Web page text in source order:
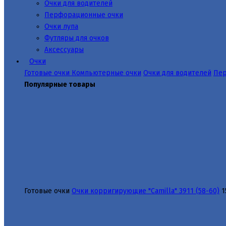
Очки для водителей
Перфорационные очки
Очки лупа
Футляры для очков
Аксессуары
Очки
Готовые очки Компьютерные очки Очки для водителей
Популярные товары
Готовые очки Очки корригирующие "Camilla" 3911 (58-60)